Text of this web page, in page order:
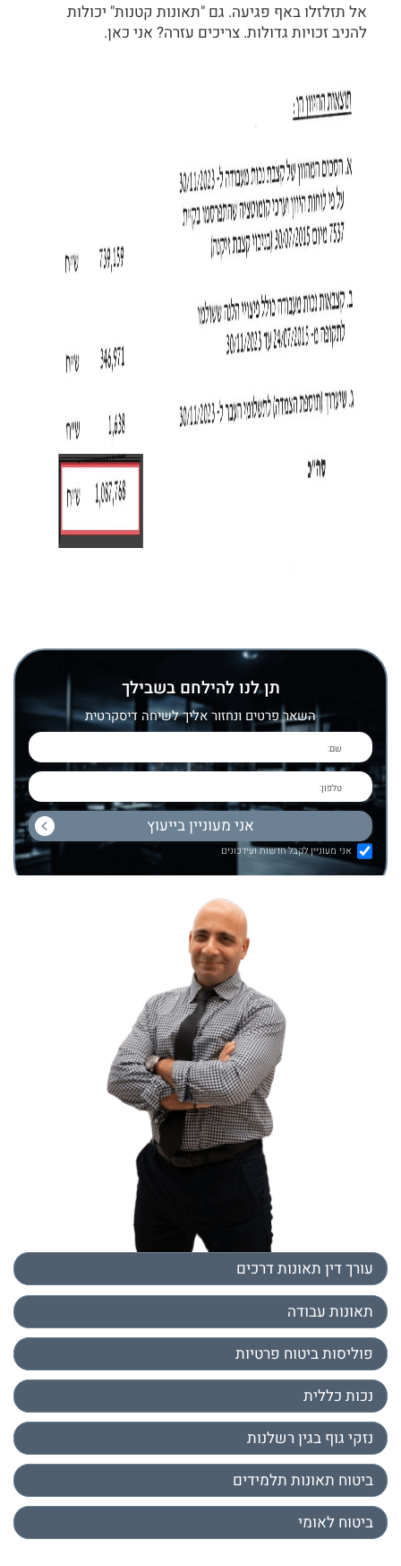
עורך דין תאונות דרכים
תאונות עבודה
פוליסות ביטוח פרטיות
נכות כללית
נזקי גוף בגין רשלנות
ביטוח תאונות תלמידים
ביטוח לאומי
אל תזלזלו באף פגיעה. גם "תאונות קטנות" יכולות
להניב זכויות גדולות. צריכים עזרה? אני כאן.
תן לנו להילחם בשבילך
השאר פרטים ונחזור אליך לשיחה דיסקרטית
אני מעוניין לקבל חדשות ועידכונים